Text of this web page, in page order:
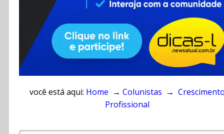
RSS
você está aqui: Home → Colunistas →
Profissional